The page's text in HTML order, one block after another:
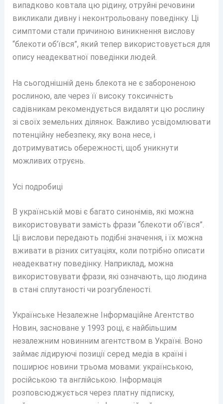
випадково ковтала цю рідину, отруйні речовини
викликали дивну і неконтрольовану поведінку. Ці
симптоми стали причиною виникнення вислову
“блекоти об’ївся”, який тепер використовується для
опису неадекватної поведінки людей.
На сьогоднішній день блекота не є забороненою
рослиною, але через її високу токсичність
садівникам рекомендується видаляти цю рослину
зі своїх земельних ділянок. Важливо усвідомлювати
потенційну небезпеку, яку вона несе, і
дотримуватись обережності, щоб уникнути
можливих отруєнь.
Усі подробиці
В українській мові є багато синонімів, які можна
використовувати замість фрази “блекоти об’ївся”.
Ці вислови передають подібні значення, і їх можна
вживати в різних ситуаціях, коли потрібно описати
неадекватну поведінку. Наприклад, можна
використовувати фрази, які означають, що людина
в стані сплутаності чи розгубленості.
Українське Незалежне Інформаційне Агентство
Новин, засноване у 1993 році, є найбільшим
незалежним новинним агентством в Україні. Воно
займає лідируючі позиції серед медіа в країні і
поширює новини трьома мовами: українською,
російською та англійською. Інформація
розповсюджується через платну підписку,